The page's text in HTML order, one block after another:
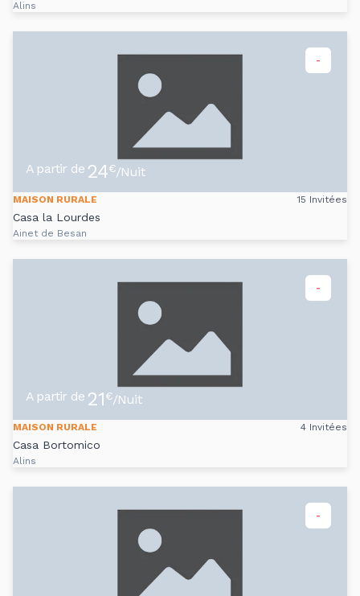
Alins
-
A partir de 24€/Nuit
MAISON RURALE 15 Invitées
Casa la Lourdes
Ainet de Besan
-
A partir de 21€/Nuit
MAISON RURALE 4 Invitées
Casa Bortomico
Alins
-